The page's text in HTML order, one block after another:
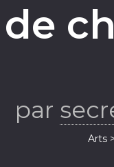
par
Arts